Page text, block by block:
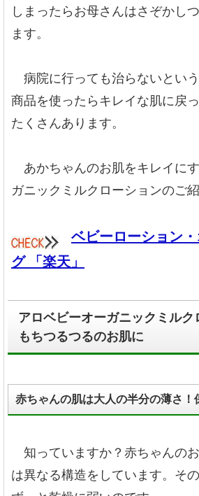
しまったらお母さんはさぞかし
ます。
病院に行っても治らないとい
商品を使ったらキレイな肌に戻
たくさんあります。
あかちゃんのお肌をキレイに
ガニックミルクローションのご紹
ベビーローション
グ 「楽天」
アロベビーオーガニックミルク
もちつるつるのお肌に
赤ちゃんの肌は大人の半分の薄さ！
知っていますか？赤ちゃんの
は異なる構造をしています。そ